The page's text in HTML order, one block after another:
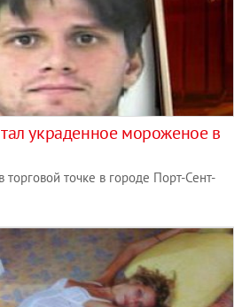
украденное мороженое в
точке в городе Порт-Сент-